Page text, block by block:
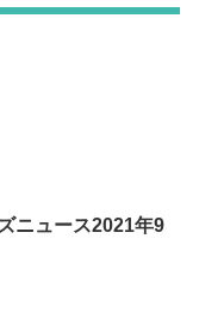
ニュース2021年9